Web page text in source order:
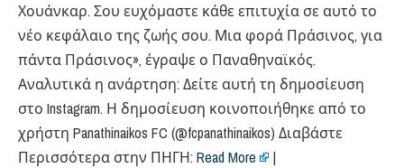
Χουάνκαρ. Σου ευχόμαστε κάθε επιτυχία σε αυτό το
νέο κεφάλαιο της ζωής σου. Μια φορά Πράσινος, για
πάντα Πράσινος», έγραψε ο Παναθηναϊκός.
Αναλυτικά η ανάρτηση: Δείτε αυτή τη δημοσίευση
στο Instagram. Η δημοσίευση κοινοποιήθηκε από το
χρήστη Panathinaikos FC (@fcpanathinaikos) Διαβάστε
Περισσότερα στην ΠΗΓΗ: Read More
|